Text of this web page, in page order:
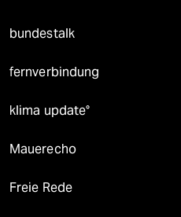
bundestalk
fernverbindung
klima update°
Mauerecho
Freie Rede